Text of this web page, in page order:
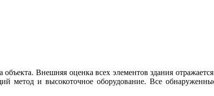
Внешняя оценка всех элементов здания
метод и высокоточное оборудование. Все